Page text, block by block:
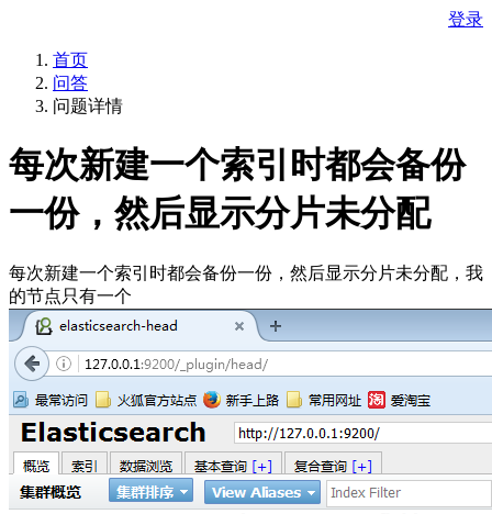
登录
首页
问答
问题详情
每次新建一个索引时都会备份
一份，然后显示分片未分配
每次新建一个索引时都会备份一份，然后显示分片未分配，我
的节点只有一个